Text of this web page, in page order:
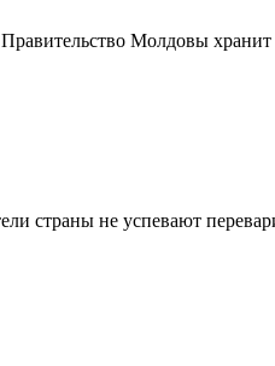
Молдовы
страны не успевают